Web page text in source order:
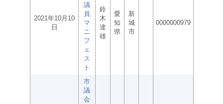
2021年10月10
日
議
員
マ
ニ
フ
ェ
ス
ト
鈴
木
達
雄
愛
知
県
新
城
市
0000000979
市
議
会